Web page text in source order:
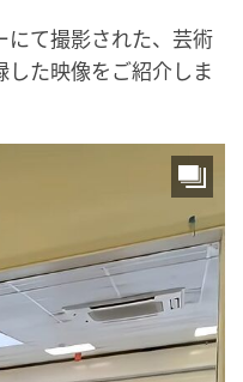
にて撮影された、芸術
た映像をご紹介しま